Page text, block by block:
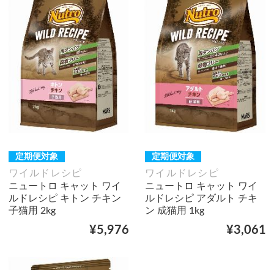
定期便対象
ワイルドレシピ
ニュートロ キャット ワイ
ルドレシピ キトン チキン
子猫用 2kg
¥5,976
定期便対象
ワイルドレシピ
ニュートロ キャット ワイ
ルドレシピ アダルト チキ
ン 成猫用 1kg
¥3,061